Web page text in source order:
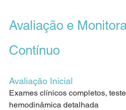
Avaliação e
Contínuo
Avaliação Inicial
Exames clínicos completos,
hemodinâmica detalhada